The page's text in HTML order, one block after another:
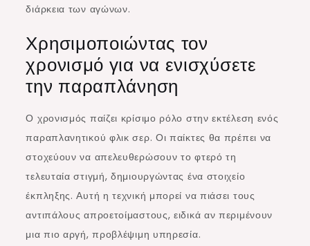
διάρκεια των αγώνων.
Χρησιμοποιώντας τον
χρονισμό για να ενισχύσετε
την παραπλάνηση
Ο χρονισμός παίζει κρίσιμο ρόλο στην εκτέλεση ενός
παραπλανητικού φλικ σερ. Οι παίκτες θα πρέπει να
στοχεύουν να απελευθερώσουν το φτερό τη
τελευταία στιγμή, δημιουργώντας ένα στοιχείο
έκπληξης. Αυτή η τεχνική μπορεί να πιάσει τους
αντιπάλους απροετοίμαστους, ειδικά αν περιμένουν
μια πιο αργή, προβλέψιμη υπηρεσία.